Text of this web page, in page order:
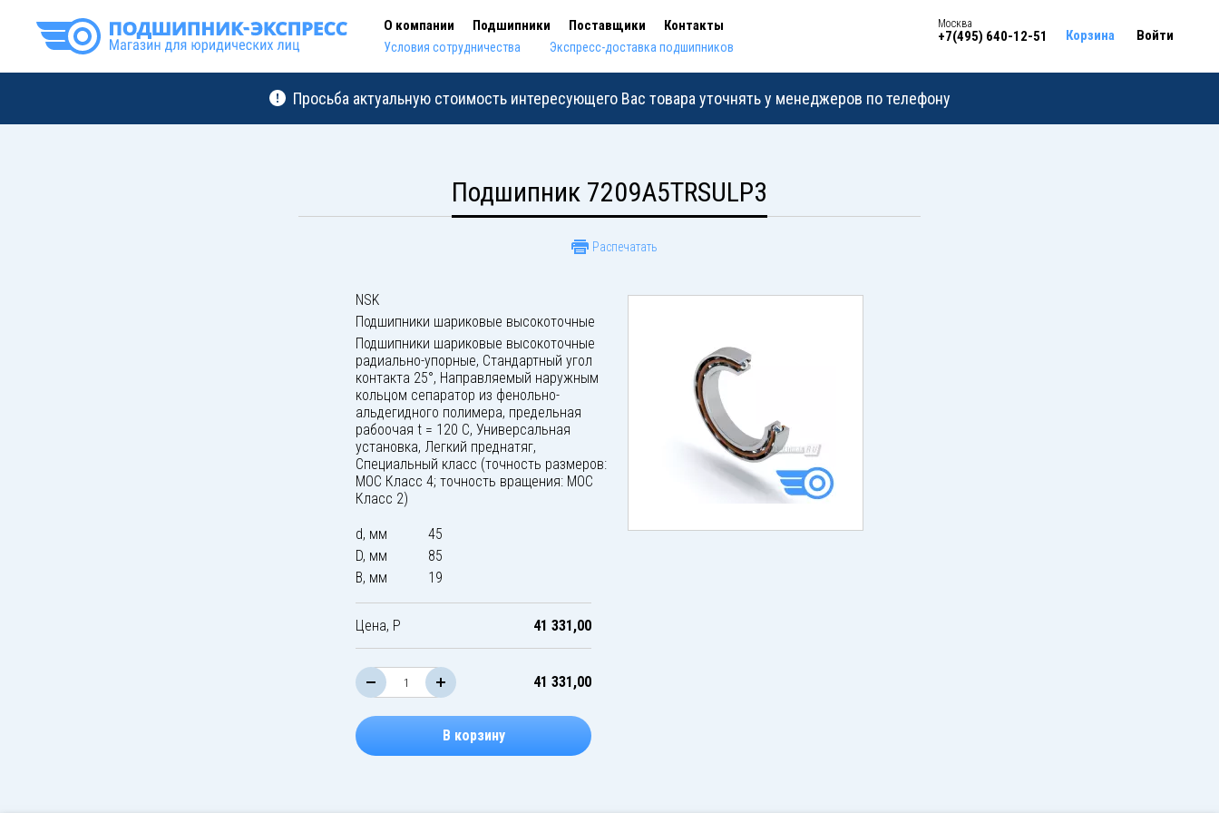
О компании Подшипники Поставщики Контакты
Условия сотрудничества Экспресс-доставка подшипников
Москва
+7(495) 640-12-51 Корзина Войти
Просьба актуальную стоимость интересующего Вас товара уточнять у менеджеров по телефону
Подшипник 7209A5TRSULP3
Распечатать
NSK
Подшипники шариковые высокоточные
Подшипники шариковые высокоточные
радиально-упорные, Стандартный угол
контакта 25°, Направляемый наружным
кольцом сепаратор из фенольно-
альдегидного полимера, предельная
рабоочая t = 120 C, Универсальная
установка, Легкий преднатяг,
Специальный класс (точность размеров:
МОС Класс 4; точность вращения: МОС
Класс 2)
d, мм
45
D, мм
85
B, мм
19
Цена, Р 41 331,00
41 331,00
В корзину